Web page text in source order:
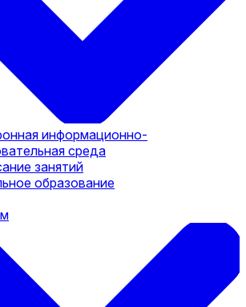
информационно-
среда
занятий
образование